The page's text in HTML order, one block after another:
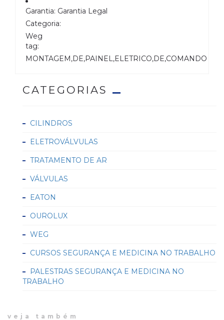
Garantia: Garantia Legal
Categoria:
Weg
tag:
MONTAGEM,DE,PAINEL,ELETRICO,DE,COMANDO
CATEGORIAS
CILINDROS
ELETROVÁLVULAS
TRATAMENTO DE AR
VÁLVULAS
EATON
OUROLUX
WEG
CURSOS SEGURANÇA E MEDICINA NO TRABALHO
PALESTRAS SEGURANÇA E MEDICINA NO
TRABALHO
veja também